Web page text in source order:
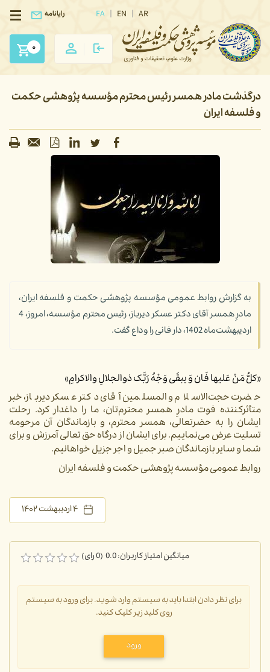
FA EN AR رایانامه
0
درگذشت مادر همسر رئیس محترم مؤسسه پژوهشی حکمت
و فلسفه ایران
به گزارش روابط عمومی مؤسسه پژوهشی حکمت و فلسفه ایران،
مادرِ همسر آقای دکتر عسکر دیرباز، رئیس محترم مؤسسه، امروز، 4
اردیبهشت‌ماه 1402، دار فانی را وداع گفت.
«کلُّ مَنْ عَلیها فَان وَ یبقَی وَجْهُ رَبَّک ذوالجلالِ والاکرامِ»
حضرت حجت‌الاسلام و المسلمین آقای دکتر عسکر دیرباز، خبر
متأثرکننده فوت مادرِ همسر محترم‌تان، ما را داغدار کرد. رحلت
ایشان را به حضرتعالی، همسر محترم، و بازماندگان آن مرحومه
تسلیت عرض می‌نماییم. برای ایشان از درگاه حق تعالی آمرزش و برای
شما و سایر بازماندگان صبر جمیل و اجر جزیل خواهانیم.
روابط عمومی مؤسسه پژوهشی حکمت و فلسفه ایران
۴ اردیبهشت ۱۴۰۲
میانگین امتیاز کاربران: 0.0 (0 رای)
برای نظر دادن ابتدا باید به سیستم وارد شوید. برای ورود به سیستم
روی کلید زیر کلیک کنید.
ورود